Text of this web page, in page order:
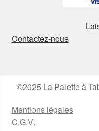
Contactez-nous
©2025 La Palette à
Mentions légales
C.G.V.